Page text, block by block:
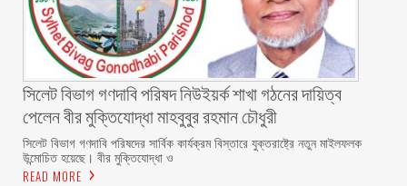
সিলেট বিভাগ গণদাবি পরিষদ নিউইয়র্ক শাখা গঠনের দায়িত্ব
পেলেন বীর মুক্তিযোদ্ধা মাহবুবুর রহমান চৌধুরী ‎ ‎
‎সিলেট বিভাগ গণদাবি পরিষদের সার্বিক কার্যক্রম বিস্তারে যুক্তরাষ্ট্রে নতুন মাইলফলক
উন্মোচিত হয়েছে। বীর মুক্তিযোদ্ধা ও
READ MORE